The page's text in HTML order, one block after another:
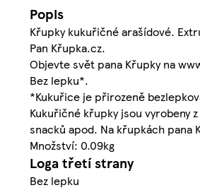
Popis
Křupky kukuřičné arašídové.
Pan Křupka.cz.
Objevte svět pana Křupky na
Bez lepku*.
*Kukuřice je přirozeně
Kukuřičné křupky jsou vyrobeny
snacků apod. Na křupkách
Množství: 0.09kg
Loga třetí strany
Bez lepku